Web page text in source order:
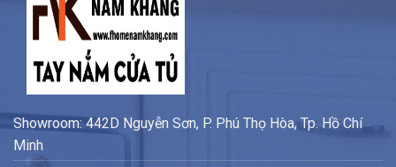
Showroom: 442D Nguyễn Sơn, P. Phú Thọ Hòa, Tp. Hồ Chí
Minh